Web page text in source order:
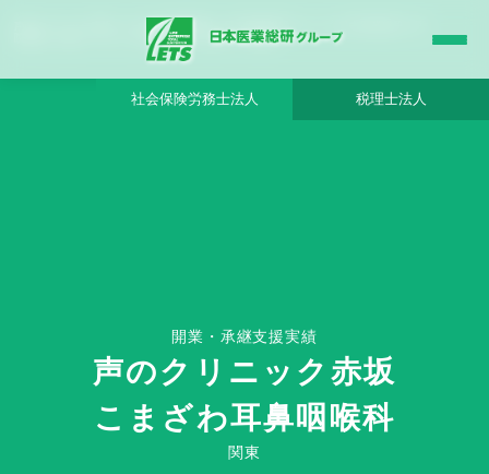
声のクリニック赤坂 こまざわ耳鼻咽喉科 - 日本医業総研グループ |日本医業総研｜医
院開業・承継・クリニック経営支援・医療モール開発
社会保険労務士法人 税理士法人
開業・承継支援実績
声のクリニック赤坂
こまざわ耳鼻咽喉科
関東
Clinic Success Case